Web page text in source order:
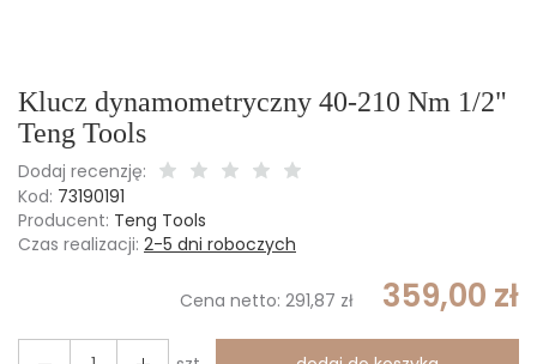
Klucz dynamometryczny 40-210 Nm 1/2"
Teng Tools
Dodaj recenzję:
Kod: 73190191
Producent: Teng Tools
Czas realizacji: 2-5 dni roboczych
Cena netto: 291,87 zł 359,00 zł